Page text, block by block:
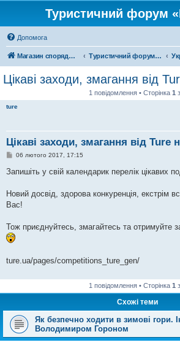
Туристичний форум
Допомога
Магазин спорядження Туристичний форум «Рюкзак»
Цікаві заходи, змагання від
1 повідомлення • Сторінка 1 з
ture
Цікаві заходи, змагання від Ture
П
в
і
о
м
л
н
я
06 лютого 2017, 17:15
Запишіть у свій календарик перелік цікавих
Новий досвід, здорова конкуренція, екстрім
Вас!
Тож приєднуйтесь, змагайтесь та отримуйте
ture.ua/pages/competitions_ture_gen/
1 повідомлення • Сторінка 1 з
Схожі теми
Як безпечно ходити в зимові гори.
Володимиром Гороном